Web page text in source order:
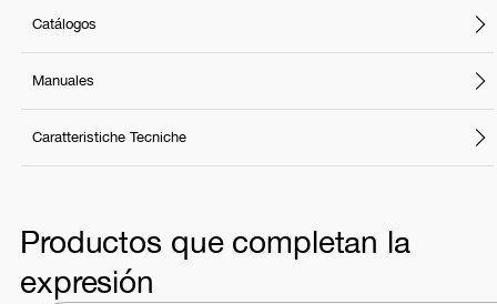
Catálogos
Manuales
Caratteristiche Tecniche
Productos que completan la
expresión